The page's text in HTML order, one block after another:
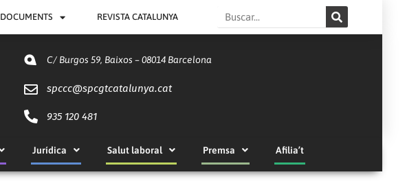
DOCUMENTS REVISTA CATALUNYA Search
C/ Burgos 59, Baixos – 08014 Barcelona
spccc@spcgtcatalunya.cat
935 120 481
Jurídica Salut laboral Premsa Afilia’t